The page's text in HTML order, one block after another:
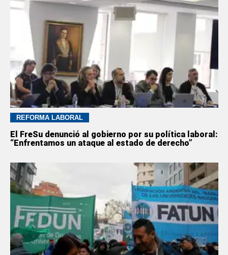
REFORMA LABORAL
El FreSu denunció al gobierno por su política laboral:
“Enfrentamos un ataque al estado de derecho”